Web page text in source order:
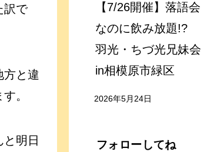
訳で
方と違
。
明日
【7/26開催】落語会
なのに飲み放題!?
羽光・ちづ光兄妹会
in相模原市緑区
2026年5月24日
フォローしてね